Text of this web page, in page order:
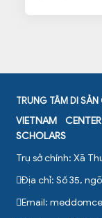
TRUNG TÂM DI
VIETNAM
SCHOLARS
Trụ sở chính: Xã
Địa chỉ: Số 35,
Email: